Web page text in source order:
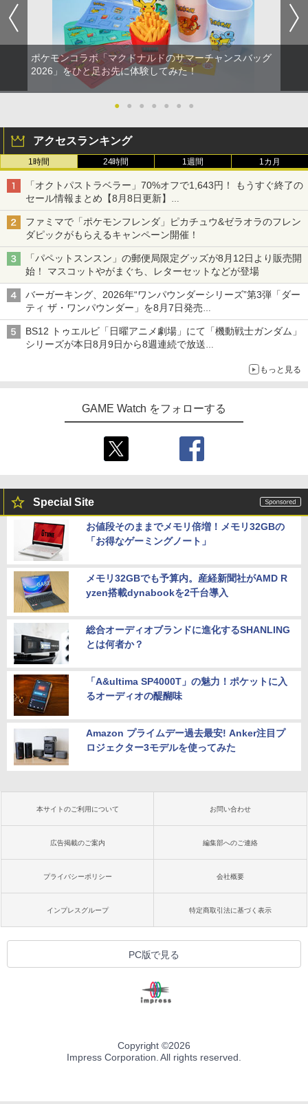
￥87
【中古】 打ち上げ花火、下から見るか？
横から見るか？ [レンタル落ち] [Blu-ra
y] [ブルーレイ]
3
【中古】【Blu−ray】To LOVEる−とら
ぶる−ダークネス 2nd 第1巻 初回生
産限定版 ブックレット・イラストカー
ド2枚・クリアケース付 / 大槻敦史【監
督】
￥1,926
4
【中古】【Blu−ray】To LOVEる−とら
ぶる−ダークネス 2nd 第2巻 初回生
産限定版 ブックレット・イラストカー
ド2枚・クリアケース付 / 大槻敦史【監
督】
【送料無料】劇場版「鬼滅の刃」無限城
編 第一章 猗窩座再来(通常版)【Blu-ra
y】/アニメーション[Blu-ray]【返品種別
A】
ポケモンコラボ「マクドナルドのサマーチャンスバッグ
2026」をひと足お先に体験してみた！
● ● ● ● ● ● ●
アクセスランキング
1時間 24時間 1週間 1カ月
「オクトパストラベラー」70%オフで1,643円！ もうすぐ終了の
セール情報まとめ【8月8日更新】
ニンテンドーeショップでは「大神 絶景版」が67%オフで990円
ファミマで「ポケモンフレンダ」ピカチュウ&ゼラオラのフレン
ダピックがもらえるキャンペーン開催！
「パペットスンスン」の郵便局限定グッズが8月12日より販売開
始！ マスコットやがまぐち、レターセットなどが登場
バーガーキング、2026年“ワンパウンダーシリーズ”第3弾「ダー
ティ ザ・ワンパウンダー」を8月7日発売
「特製ガーリックマヨソース」を使用した超大型チーズバーガー
BS12 トゥエルビ「日曜アニメ劇場」にて「機動戦士ガンダム」
シリーズが本日8月9日から8週連続で放送
もっと見る
GAME Watch をフォローする
Special Site
お値段そのままでメモリ倍増！メモリ32GBの
「お得なゲーミングノート」
メモリ32GBでも予算内。産経新聞社がAMD R
yzen搭載dynabookを2千台導入
総合オーディオブランドに進化するSHANLING
とは何者か？
「A&ultima SP4000T」の魅力！ポケットに入
るオーディオの醍醐味
Amazon プライムデー過去最安! Anker注目プ
ロジェクター3モデルを使ってみた
本サイトのご利用について お問い合わせ
広告掲載のご案内 編集部へのご連絡
プライバシーポリシー 会社概要
インプレスグループ 特定商取引法に基づく表示
PC版で見る
Copyright ©2026
Impress Corporation. All rights reserved.